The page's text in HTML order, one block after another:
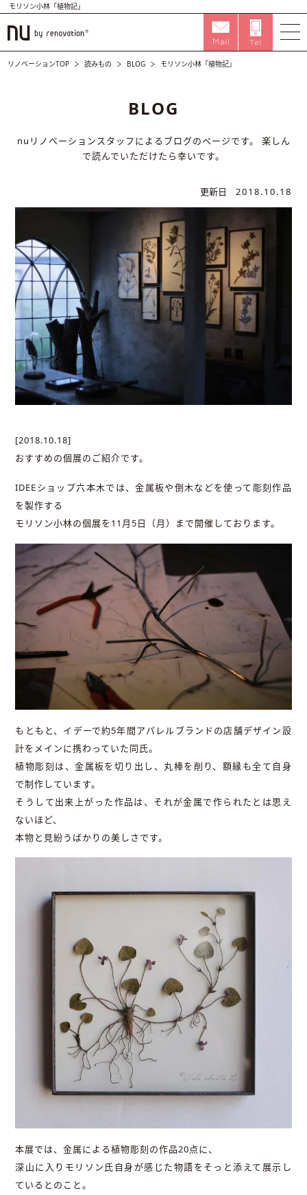
モリソン小林「植物記」
リノベーションTOP 読みもの BLOG モリソン小林「植物記」
BLOG
nuリノベーションスタッフによるブログのページです。
楽しん
で読んでいただけたら幸いです。
更新日 2018.10.18
[2018.10.18]
おすすめの個展のご紹介です。
IDEEショップ六本木では、金属板や倒木などを使って彫刻作品
を製作する
モリソン小林の個展を11月5日（月）まで開催しております。
もともと、イデーで約5年間アパレルブランドの店舗デザイン設
計をメインに携わっていた同氏。
植物彫刻は、金属板を切り出し、丸棒を削り、額縁も全て自身
で制作しています。
そうして出来上がった作品は、それが金属で作られたとは思え
ないほど、
本物と見紛うばかりの美しさです。
本展では、金属による植物彫刻の作品20点に、
深山に入りモリソン氏自身が感じた物語をそっと添えて展示し
ているとのこと。